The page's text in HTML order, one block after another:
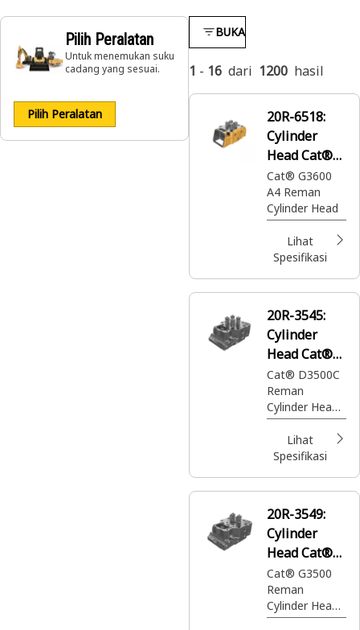
Pilih Peralatan
Untuk menemukan suku
cadang yang sesuai.
Pilih Peralatan
BUKA
1 - 16 dari 1200 hasil
20R-6518:
Cylinder
Head Cat®
Reman
Cat® G3600
A4 Reman
Cylinder Head
Lihat
Spesifikasi
20R-3545:
Cylinder
Head Cat®
Reman
Cat® D3500C
Reman
Cylinder Head
(Nitrided
Seats)Lihat
Spesifikasi
20R-3549:
Cylinder
Head Cat®
Reman
Cat® G3500
Reman
Cylinder Head
(3 Angle)